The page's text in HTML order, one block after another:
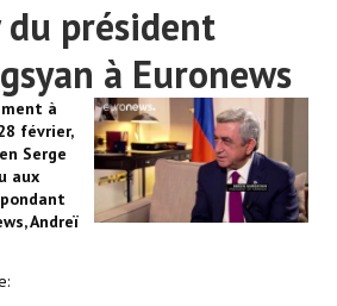
président
à Euronews
à
février,
Serge
aux
Andreï